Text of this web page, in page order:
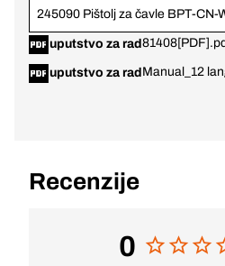
245090 Pištolj za čavle BPT-CN-
uputstvo za rad
uputstvo za rad Manual_12
Recenzije
0